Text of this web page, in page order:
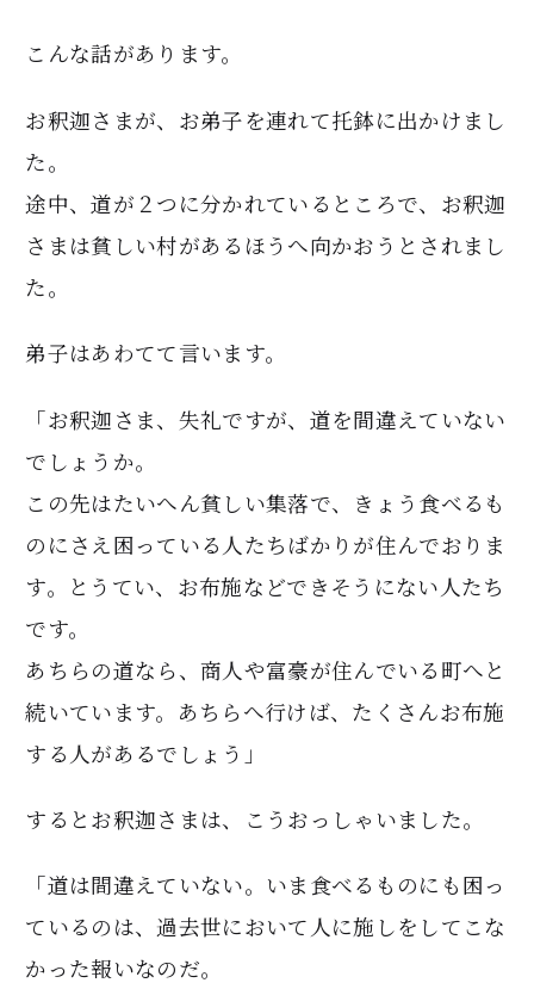
こんな話があります。
お釈迦さまが、お弟子を連れて托鉢に出かけまし
た。
途中、道が２つに分かれているところで、お釈迦
さまは貧しい村があるほうへ向かおうとされまし
た。
弟子はあわてて言います。
「お釈迦さま、失礼ですが、道を間違えていない
でしょうか。
この先はたいへん貧しい集落で、きょう食べるも
のにさえ困っている人たちばかりが住んでおりま
す。とうてい、お布施などできそうにない人たち
です。
あちらの道なら、商人や富豪が住んでいる町へと
続いています。あちらへ行けば、たくさんお布施
する人があるでしょう」
するとお釈迦さまは、こうおっしゃいました。
「道は間違えていない。いま食べるものにも困っ
ているのは、過去世において人に施しをしてこな
かった報いなのだ。